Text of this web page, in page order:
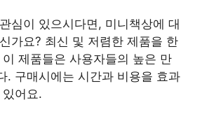
심이 있으시다면, 미니책상에 대
가요? 최신 및 저렴한 제품을 한
제품들은 사용자들의 높은 만
. 구매시에는 시간과 비용을 효과
어요.